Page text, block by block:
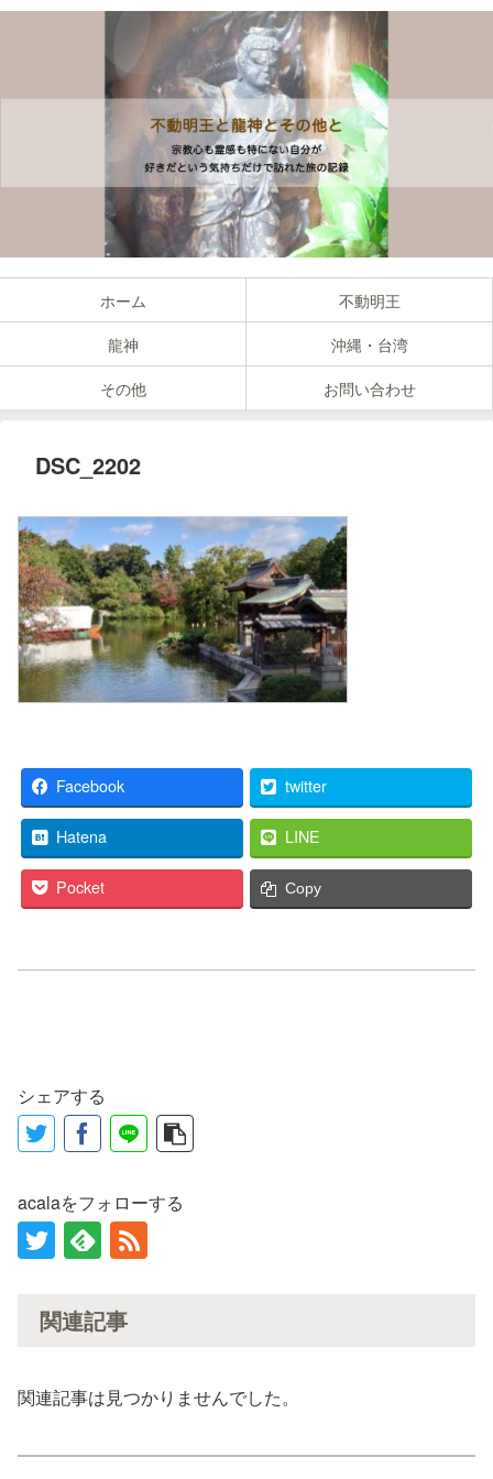
ホーム
不動明王
龍神
沖縄・台湾
その他
お問い合わせ
DSC_2202
Facebook twitter
Hatena LINE
Pocket Copy
シェアする
acalaをフォローする
関連記事
関連記事は見つかりませんでした。